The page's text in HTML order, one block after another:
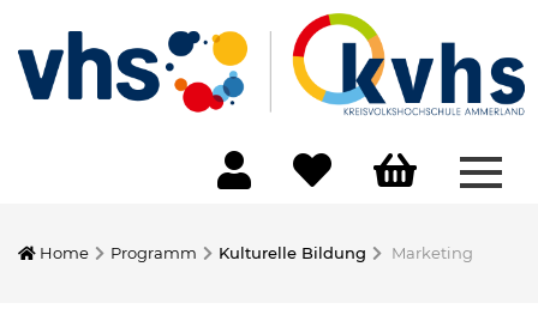
Home Programm Kulturelle Bildung Marketing